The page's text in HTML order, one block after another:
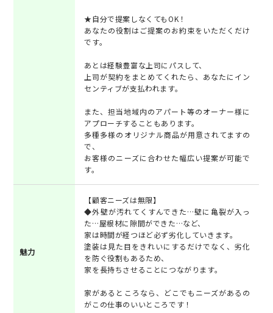
★自分で提案しなくてもOK！
あなたの役割はご提案のお約束をいただくだけ
です。
あとは経験豊富な上司にパスして、
上司が契約をまとめてくれたら、あなたにイン
センティブが支払われます。
また、担当地域内のアパート等のオーナー様に
アプローチすることもあります。
多種多様のオリジナル商品が用意されてますの
で、
お客様のニーズに合わせた幅広い提案が可能で
す。
魅力
【顧客ニーズは無限】
◆外壁が汚れてくすんできた…壁に亀裂が入っ
た…屋根材に隙間ができた…など、
家は時間が経つほど必ず劣化していきます。
塗装は見た目をきれいにするだけでなく、劣化
を防ぐ役割もあるため、
家を長持ちさせることにつながります。
家があるところなら、どこでもニーズがあるの
がこの仕事のいいところです！